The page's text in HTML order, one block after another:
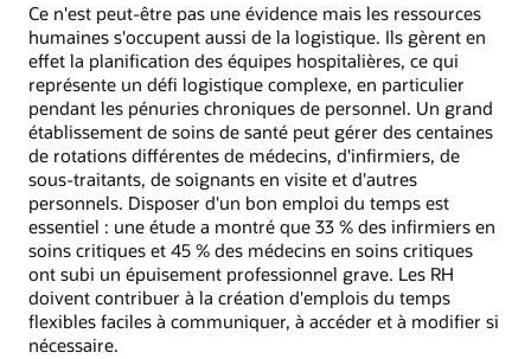
Ce n'est peut-être pas une évidence mais les ressources
humaines s'occupent aussi de la logistique. Ils gèrent en
effet la planification des équipes hospitalières, ce qui
représente un défi logistique complexe, en particulier
pendant les pénuries chroniques de personnel. Un grand
établissement de soins de santé peut gérer des centaines
de rotations différentes de médecins, d'infirmiers, de
sous-traitants, de soignants en visite et d'autres
personnels. Disposer d'un bon emploi du temps est
essentiel : une étude a montré que 33 % des infirmiers en
soins critiques et 45 % des médecins en soins critiques
ont subi un épuisement professionnel grave. Les RH
doivent contribuer à la création d'emplois du temps
flexibles faciles à communiquer, à accéder et à modifier si
nécessaire.